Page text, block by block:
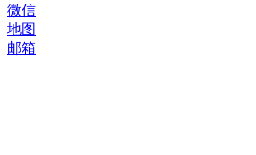
微信
地图
邮箱